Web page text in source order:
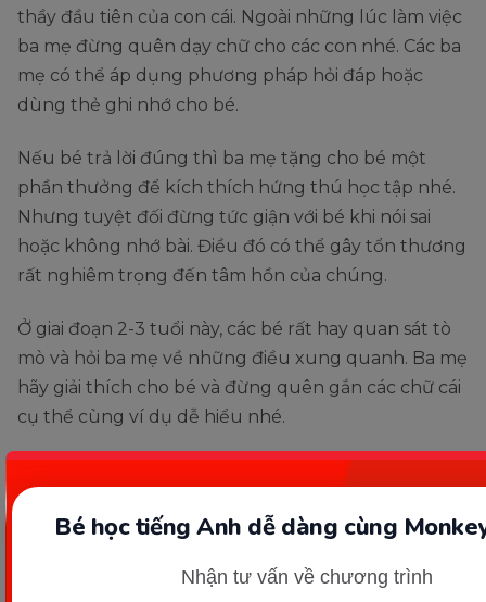
Bé học tiếng Anh dễ dàng cùng
Nhận tư vấn về chương trình
thầy đầu tiên của con cái. Ngoài những lúc làm việc
ba mẹ đừng quên dạy chữ cho các con nhé. Các ba
mẹ có thể áp dụng phương pháp hỏi đáp hoặc
dùng thẻ ghi nhớ cho bé.
Nếu bé trả lời đúng thì ba mẹ tặng cho bé một
phần thưởng để kích thích hứng thú học tập nhé.
Nhưng tuyệt đối đừng tức giận với bé khi nói sai
hoặc không nhớ bài. Điều đó có thể gây tổn thương
rất nghiêm trọng đến tâm hồn của chúng.
Ở giai đoạn 2-3 tuổi này, các bé rất hay quan sát tò
mò và hỏi ba mẹ về những điều xung quanh. Ba mẹ
hãy giải thích cho bé và đừng quên gắn các chữ cái
cụ thể cùng ví dụ dễ hiểu nhé.